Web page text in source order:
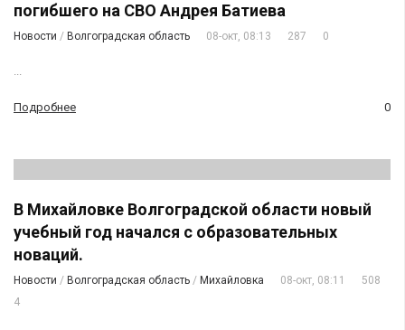
погибшего на СВО Андрея Батиева
Новости / Волгоградская область 08-окт, 08:13 287 0
...
Подробнее 0
В Михайловке Волгоградской области новый
учебный год начался с образовательных
новаций.
Новости / Волгоградская область / Михайловка 08-окт, 08:11
508
4